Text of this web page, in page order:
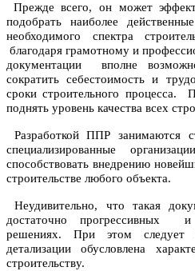
Прежде всего, он может
подобрать наиболее
необходимого спектра
благодаря грамотному и
документации вполне
сократить себестоимость и
сроки строительного
поднять уровень качества всех
Разработкой ППР занимаются
специализированные
способствовать внедрению
строительстве любого объекта.
Неудивительно, что такая
достаточно прогрессивных
решениях. При этом следует
детализации обусловлена
строительству.